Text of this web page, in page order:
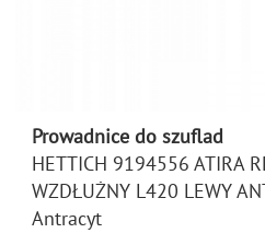
Prowadnice do szuflad
HETTICH 9194556 ATIRA
WZDŁUŻNY L420 LEWY
Antracyt